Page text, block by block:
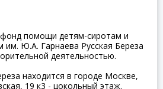
помощи детям-сиротам и
Ю.А. Гарнаева Русская Береза
деятельностью.
находится в городе Москве,
19 к3 - цокольный этаж.